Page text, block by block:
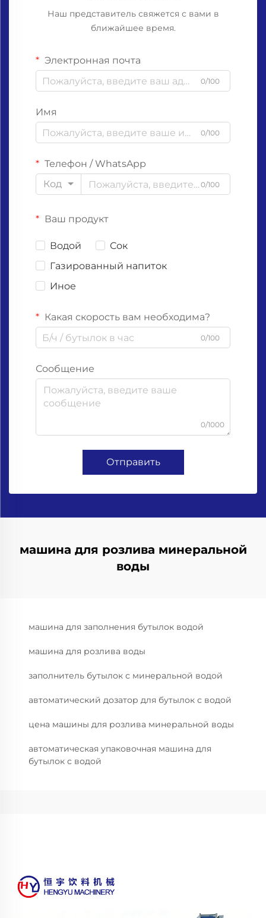
Наш представитель свяжется с вами в
ближайшее время.
Электронная почта
0/100
Имя
0/100
Телефон / WhatsApp
Код
0/100
Ваш продукт
Водой
Сок
Газированный напиток
Иное
Какая скорость вам необходима?
0/100
Сообщение
0/1000
Отправить
машина для розлива минеральной
воды
машина для заполнения бутылок водой
машина для розлива воды
заполнитель бутылок с минеральной водой
автоматический дозатор для бутылок с водой
цена машины для розлива минеральной воды
автоматическая упаковочная машина для
бутылок с водой